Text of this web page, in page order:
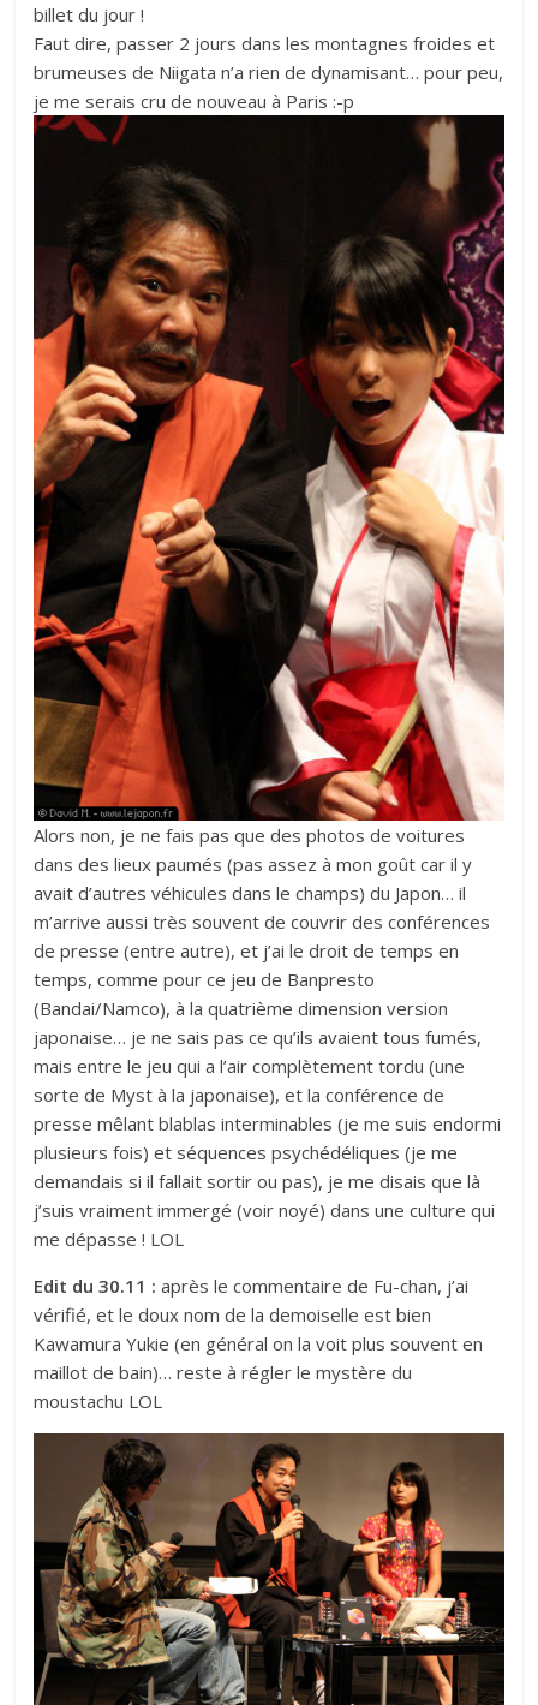
billet du jour !
Faut dire, passer 2 jours dans les montagnes froides et
brumeuses de Niigata n’a rien de dynamisant… pour peu,
je me serais cru de nouveau à Paris :-p
Alors non, je ne fais pas que des photos de voitures
dans des lieux paumés (pas assez à mon goût car il y
avait d’autres véhicules dans le champs) du Japon… il
m’arrive aussi très souvent de couvrir des conférences
de presse (entre autre), et j’ai le droit de temps en
temps, comme pour ce jeu de Banpresto
(Bandai/Namco), à la quatrième dimension version
japonaise… je ne sais pas ce qu’ils avaient tous fumés,
mais entre le jeu qui a l’air complètement tordu (une
sorte de Myst à la japonaise), et la conférence de
presse mêlant blablas interminables (je me suis endormi
plusieurs fois) et séquences psychédéliques (je me
demandais si il fallait sortir ou pas), je me disais que là
j’suis vraiment immergé (voir noyé) dans une culture qui
me dépasse ! LOL
Edit du 30.11 : après le commentaire de Fu-chan, j’ai
vérifié, et le doux nom de la demoiselle est bien
Kawamura Yukie (en général on la voit plus souvent en
maillot de bain)… reste à régler le mystère du
moustachu LOL